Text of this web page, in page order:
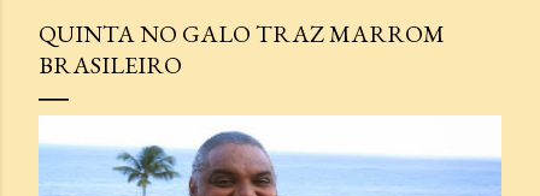
QUINTA NO GALO TRAZ MARROM
BRASILEIRO